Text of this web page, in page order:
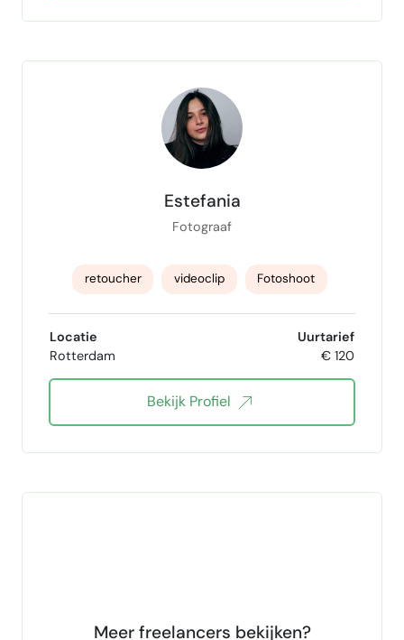
Estefania
Fotograaf
retoucher videoclip Fotoshoot
Locatie
Rotterdam
Uurtarief
€ 120
Bekijk Profiel
Meer freelancers bekijken?